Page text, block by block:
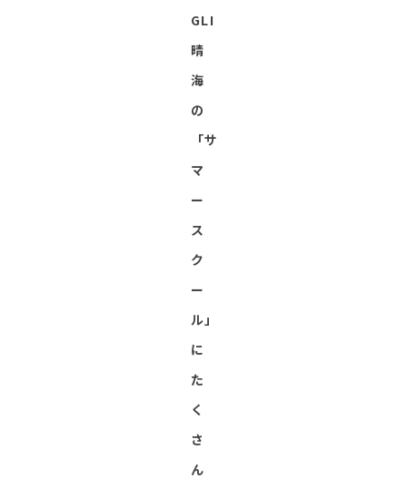
GLI
晴
海
の
「サ
マ
ー
ス
ク
ー
ル」
に
た
く
さ
ん